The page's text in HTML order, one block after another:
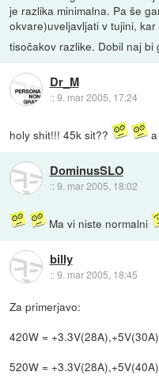
je razlika minimalna. Pa še
okvare)uveljavljati v tujini,
tisočakov razlike. Dobil naj bi
Dr_M
::9. mar 2005, 17:24
holy shit!!! 45k sit??
DominusSLO
::9. mar 2005, 18:02
Ma vi niste normalni
billy
::9. mar 2005, 18:45
Za primerjavo:
420W =
520W =